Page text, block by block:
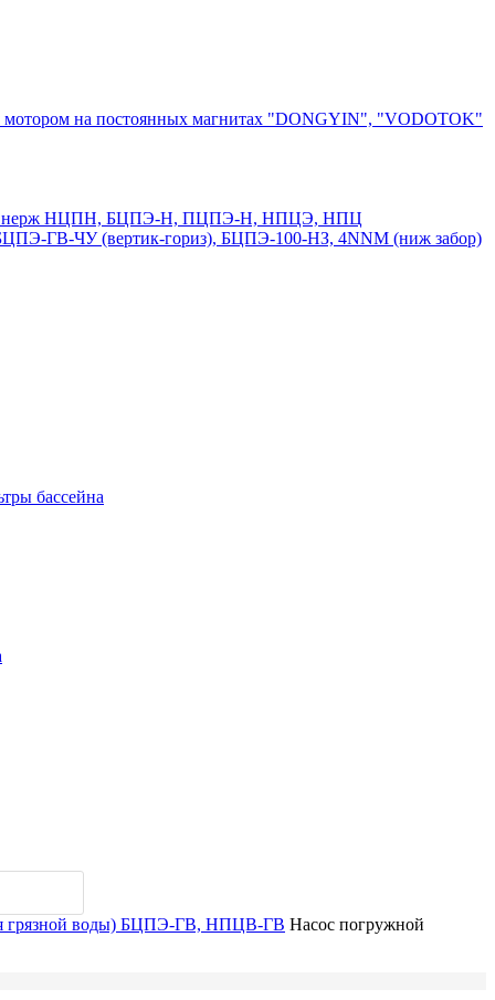
мотором на постоянных магнитах "DONGYIN", "VODOTOK"
и нерж НЦПН, БЦПЭ-Н, ПЦПЭ-Н, НПЦЭ, НПЦ
ГВ-ЧУ (вертик-гориз), БЦПЭ-100-НЗ, 4NNM (ниж забор)
бассейна
грязной воды) БЦПЭ-ГВ, НПЦВ-ГВ Насос погружной